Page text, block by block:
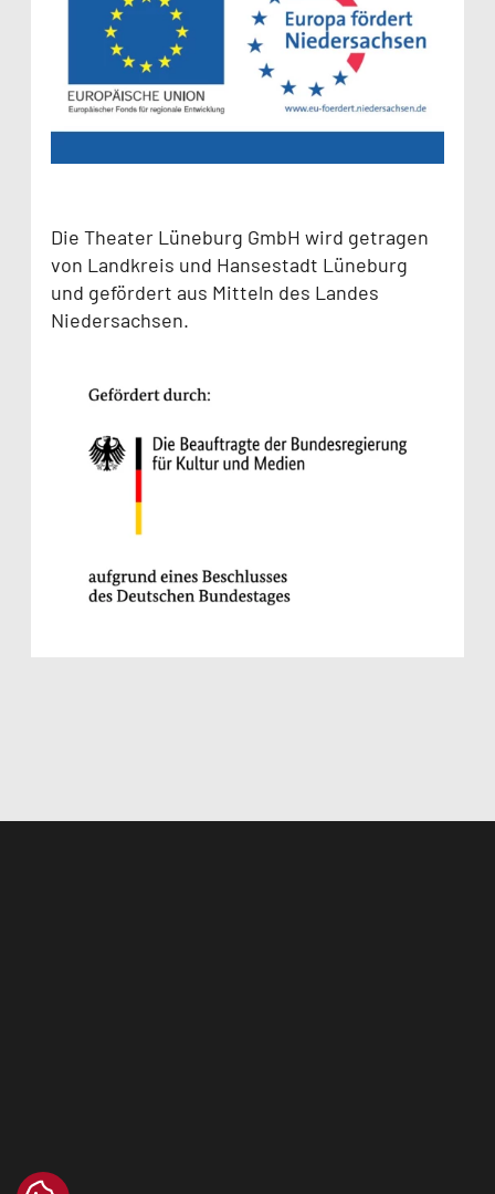
Die Theater Lüneburg GmbH wird getragen
von Landkreis und Hansestadt Lüneburg
und gefördert aus Mitteln des Landes
Niedersachsen.